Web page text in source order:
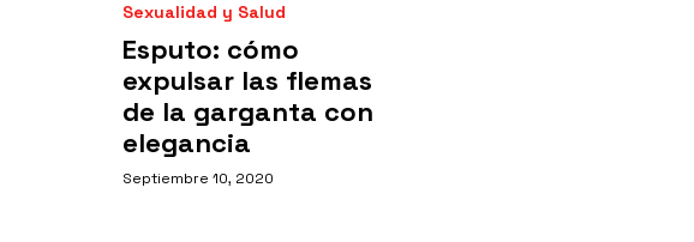
Sexualidad y Salud
Esputo: cómo
expulsar las flemas
de la garganta con
elegancia
Septiembre 10, 2020